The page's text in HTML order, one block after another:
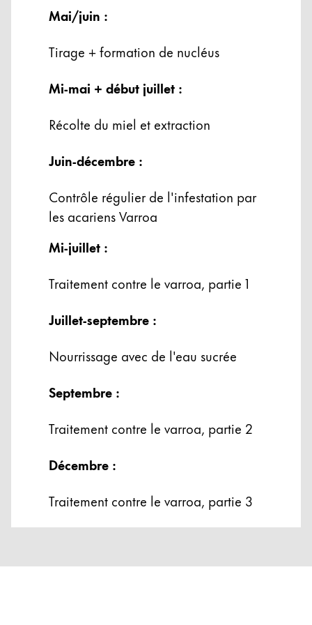
Cambodia
EnglishKhmer
Malaysia
Moyen-Orient
Cette région répertorie les pays et les langues
Océanie
Mai/juin :
Tirage + formation de nucléus
Mi-mai + début juillet :
Récolte du miel et extraction
Juin-décembre :
Contrôle régulier de l'infestation par
les acariens Varroa
Mi-juillet :
Traitement contre le varroa, partie 1
Juillet-septembre :
Nourrissage avec de l'eau sucrée
Septembre :
Traitement contre le varroa, partie 2
Décembre :
Traitement contre le varroa, partie 3